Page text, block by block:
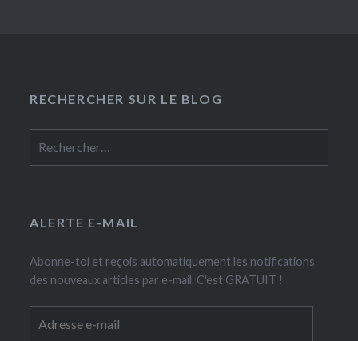
RECHERCHER SUR LE BLOG
ALERTE E-MAIL
Abonne-toi et reçois automatiquement les notifications
des nouveaux articles par e-mail. C'est GRATUIT !
e-